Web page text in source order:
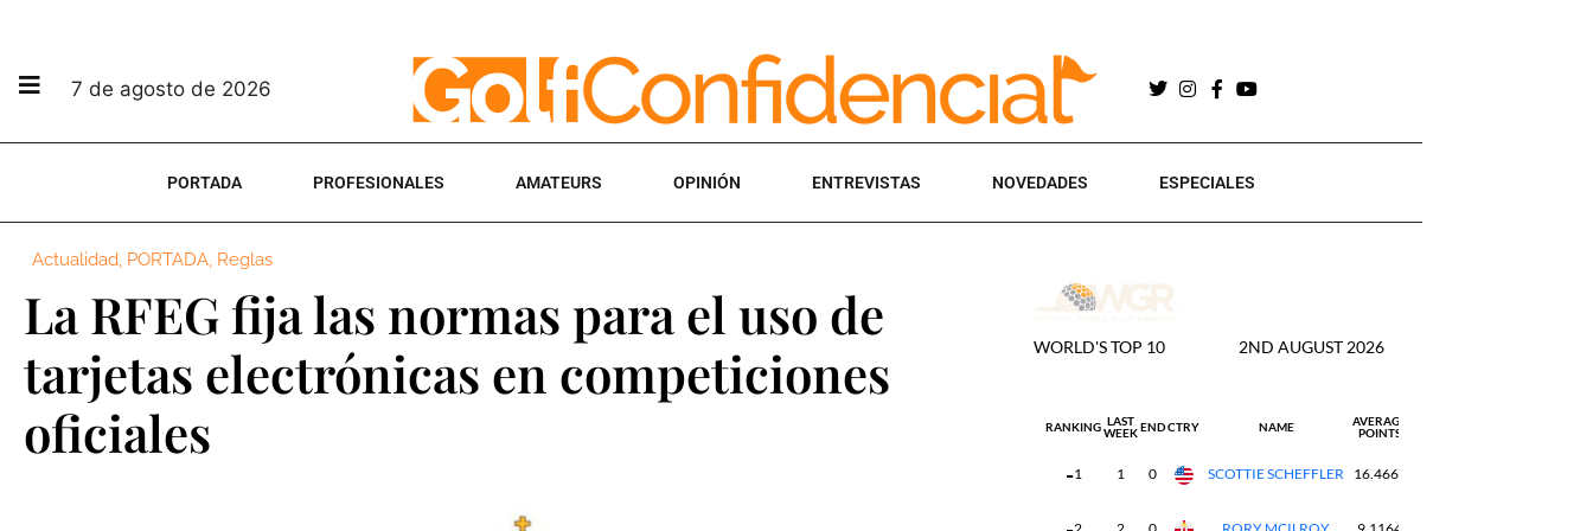
7 de agosto de 2026
PORTADA PROFESIONALES AMATEURS OPINIÓN ENTREVISTAS NOVEDADES ESPECIALES
Actualidad, PORTADA, Reglas
La RFEG fija las normas para el uso de
tarjetas electrónicas en competiciones
oficiales